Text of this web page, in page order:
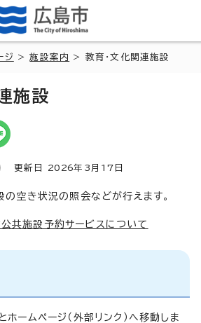
ジ >施設案内 > 教育・文化関連施設
施設
更新日 2026年3月 17 日
の空き状況の照会などが行えます。
公共施設予約サービスについて
ホームページ（外部リンク）へ移動しま